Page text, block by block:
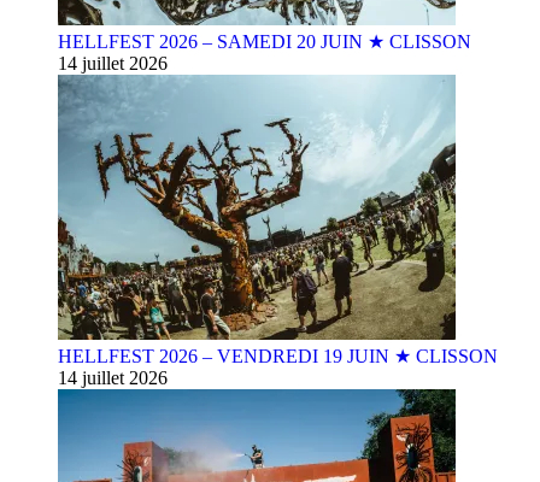
HELLFEST 2026 – SAMEDI 20 JUIN ★ CLISSON
14 juillet 2026
HELLFEST 2026 – VENDREDI 19 JUIN ★ CLISSON
14 juillet 2026